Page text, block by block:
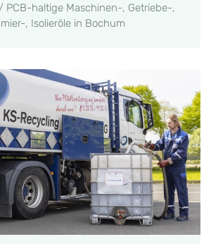
PCB-haltige Maschinen-, Getriebe-,
, Isolieröle in Bochum